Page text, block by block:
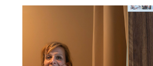
FÖRDERUNG
PROJEKTE